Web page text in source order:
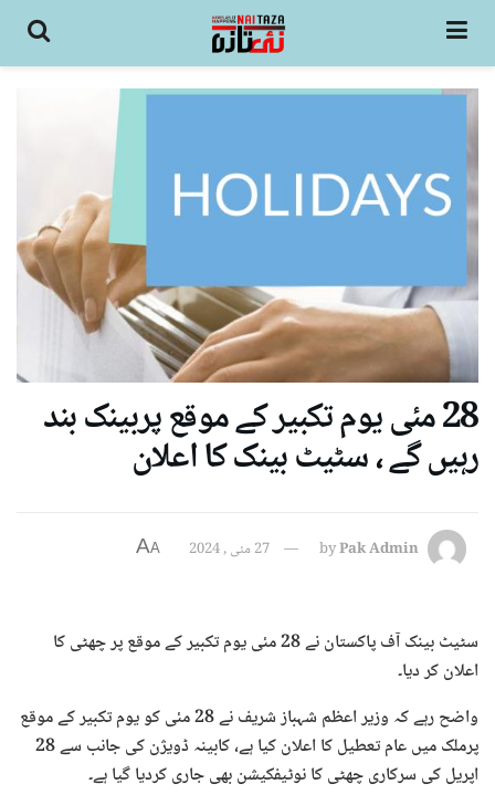
28 مئی یوم تکبیر کے موقع پربینک بند
رہیں گے ، سٹیٹ بینک کا اعلان
byPak Admin 27 مئی , 2024 A
A
سٹیٹ بینک آف پاکستان نے 28 مئی یوم تکبیر کے موقع پر چھٹی کا
اعلان کر دیا۔
واضح رہے کہ وزیر اعظم شہباز شریف نے 28 مئی کو یوم تکبیر کے موقع
پرملک میں عام تعطیل کا اعلان کیا ہے، کابینہ ڈویژن کی جانب سے 28
اپریل کی سرکاری چھٹی کا نوٹیفکیشن بھی جاری کردیا گیا ہے۔